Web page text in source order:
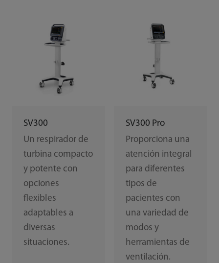
SV300
Un respirador de
turbina compacto
y potente con
opciones
flexibles
adaptables a
diversas
situaciones.
SV300 Pro
Proporciona una
atención integral
para diferentes
tipos de
pacientes con
una variedad de
modos y
herramientas de
ventilación.